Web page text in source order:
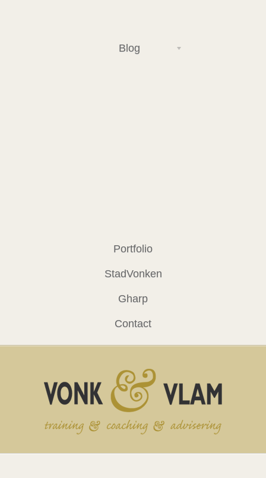
Blog
Portfolio
StadVonken
Gharp
Contact